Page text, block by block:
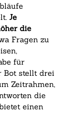
Je
die
Fragen zu
für
Bot stellt drei
Zeitrahmen,
die
einen